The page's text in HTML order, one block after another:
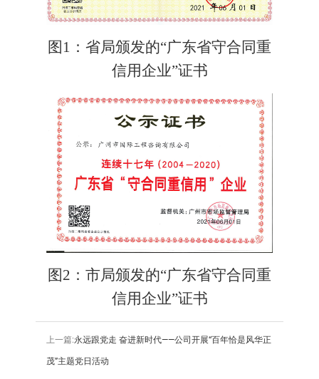
图 1 ：省局颁发的“广东省守合同重
信用企业”证书
图 2：市局颁发的“广东省守合同重
信用企业”证书
上一篇:永远跟党走 奋进新时代——公司开展“百年恰是风华正
茂”主题党日活动